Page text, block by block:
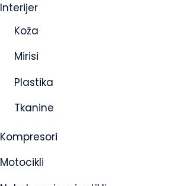
Interijer
Koža
Mirisi
Plastika
Tkanine
Kompresori
Motocikli